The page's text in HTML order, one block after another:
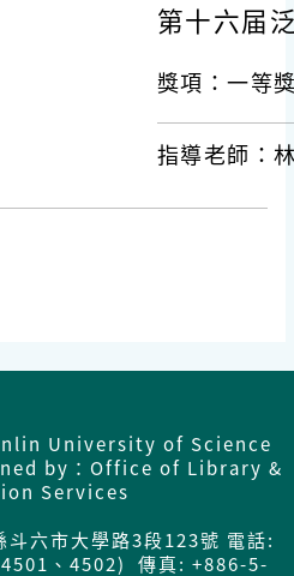
第十六届
獎項：一等
指導老師：
University of Science
by：Office of Library &
Services
六市大學路3段123號 電話:
、4502) 傳真: +886-5-